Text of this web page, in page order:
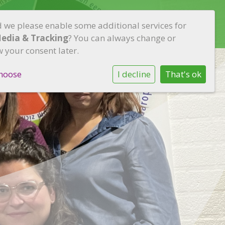
Nieuwe ouders Contact
we please enable some additional services for
& Tracking? You can always change or
your consent later.
I decline That's ok